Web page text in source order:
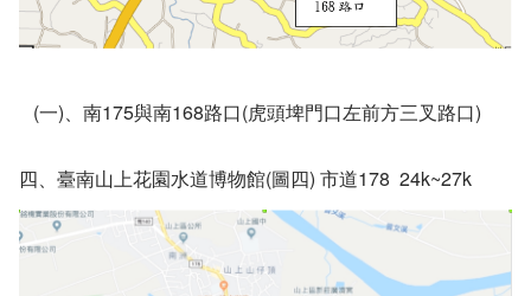
(一)、南175與南168路口(虎頭埤門口左前方三叉路口)
四、臺南山上花園水道博物館(圖四) 市道178 24k~27k